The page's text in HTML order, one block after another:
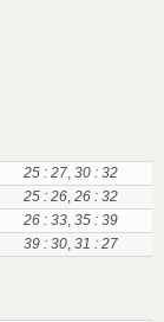
25 : 27, 30 : 32
25 : 26, 26 : 32
26 : 33, 35 : 39
39 : 30, 31 : 27